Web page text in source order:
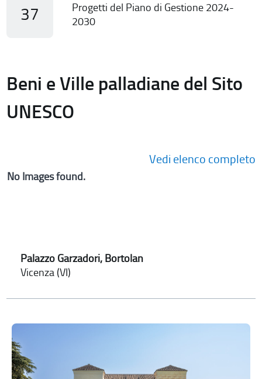
37
Progetti del Piano di Gestione 2024-
2030
Beni e Ville palladiane del Sito
UNESCO
Vedi elenco completo
No Images found.
Palazzo Garzadori, Bortolan
Vicenza (VI)